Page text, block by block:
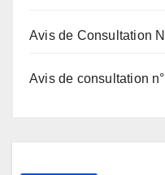
Avis de Consultation
Avis de consultation